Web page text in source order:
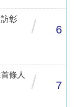
彰
/ 6
條人
/ 7